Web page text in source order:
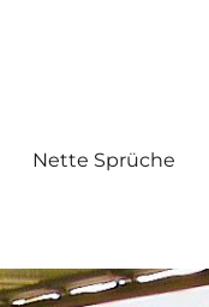
Nette Sprüche